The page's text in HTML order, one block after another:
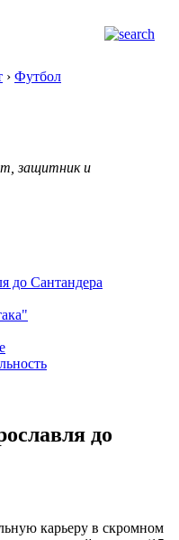
› Футбол
защитник и
до Сантандера
до
карьеру в скромном